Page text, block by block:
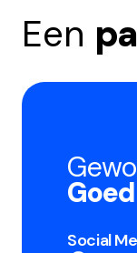
Een
Goed
Social